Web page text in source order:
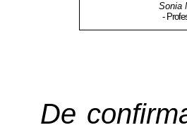
Sonia
-
De